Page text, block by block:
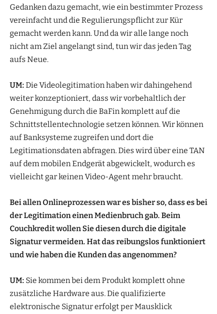
Gedanken dazu gemacht, wie ein bestimmter Prozess
vereinfacht und die Regulierungspflicht zur Kür
gemacht werden kann. Und da wir alle lange noch
nicht am Ziel angelangt sind, tun wir das jeden Tag
aufs Neue.
UM: Die Videolegitimation haben wir dahingehend
weiter konzeptioniert, dass wir vorbehaltlich der
Genehmigung durch die BaFin komplett auf die
Schnittstellentechnologie setzen können. Wir können
auf Banksysteme zugreifen und dort die
Legitimationsdaten abfragen. Dies wird über eine TAN
auf dem mobilen Endgerät abgewickelt, wodurch es
vielleicht gar keinen Video-Agent mehr braucht.
Bei allen Onlineprozessen war es bisher so, dass es bei
der Legitimation einen Medienbruch gab. Beim
Couchkredit wollen Sie diesen durch die digitale
Signatur vermeiden. Hat das reibungslos funktioniert
und wie haben die Kunden das angenommen?
UM: Sie kommen bei dem Produkt komplett ohne
zusätzliche Hardware aus. Die qualifizierte
elektronische Signatur erfolgt per Mausklick